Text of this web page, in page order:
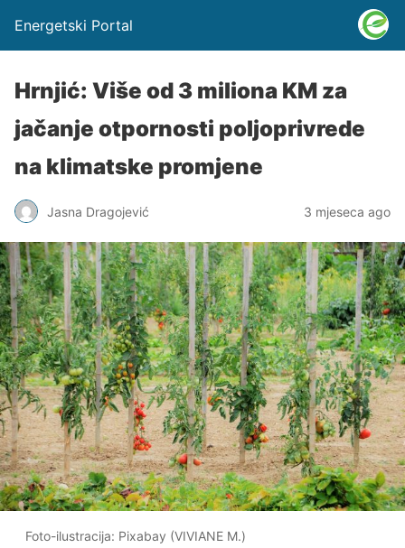
Energetski Portal
Hrnjić: Više od 3 miliona KM za
jačanje otpornosti poljoprivrede
na klimatske promjene
Jasna Dragojević 3 mjeseca ago
Foto-ilustracija: Pixabay (VIVIANE M.)